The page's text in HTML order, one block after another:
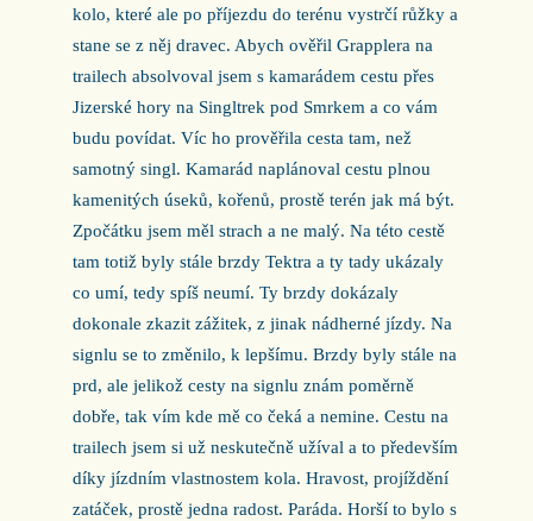
kolo, které ale po příjezdu do terénu vystrčí růžky a
stane se z něj dravec. Abych ověřil Grapplera na
trailech absolvoval jsem s kamarádem cestu přes
Jizerské hory na Singltrek pod Smrkem a co vám
budu povídat. Víc ho prověřila cesta tam, než
samotný singl. Kamarád naplánoval cestu plnou
kamenitých úseků, kořenů, prostě terén jak má být.
Zpočátku jsem měl strach a ne malý. Na této cestě
tam totiž byly stále brzdy Tektra a ty tady ukázaly
co umí, tedy spíš neumí. Ty brzdy dokázaly
dokonale zkazit zážitek, z jinak nádherné jízdy. Na
signlu se to změnilo, k lepšímu. Brzdy byly stále na
prd, ale jelikož cesty na signlu znám poměrně
dobře, tak vím kde mě co čeká a nemine. Cestu na
trailech jsem si už neskutečně užíval a to především
díky jízdním vlastnostem kola. Hravost, projíždění
zatáček, prostě jedna radost. Paráda. Horší to bylo s